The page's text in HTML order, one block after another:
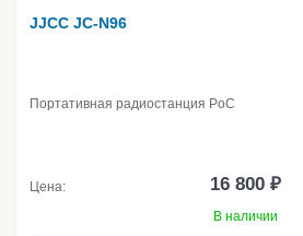
JJCC JC-N96
Портативная радиостанция PoC
Цена: 16 800 ₽
В наличии